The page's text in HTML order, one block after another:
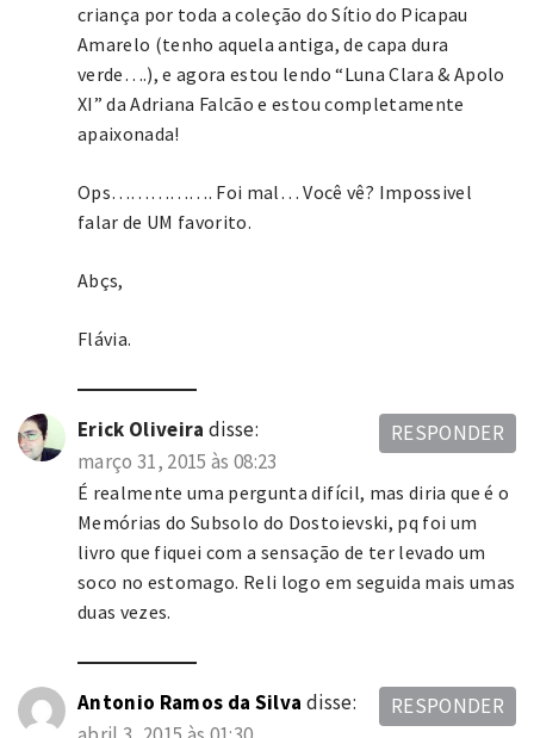
criança por toda a coleção do Sítio do Picapau
Amarelo (tenho aquela antiga, de capa dura
verde….), e agora estou lendo “Luna Clara & Apolo
XI” da Adriana Falcão e estou completamente
apaixonada!
Ops……………. Foi mal… Você vê? Impossivel
falar de UM favorito.
Abçs,
Flávia.
Erick Oliveira disse:
março 31, 2015 às 08:23
É realmente uma pergunta difícil, mas diria que é o
Memórias do Subsolo do Dostoievski, pq foi um
livro que fiquei com a sensação de ter levado um
soco no estomago. Reli logo em seguida mais umas
duas vezes.
RESPONDER
Antonio Ramos da Silva disse:
RESPONDER